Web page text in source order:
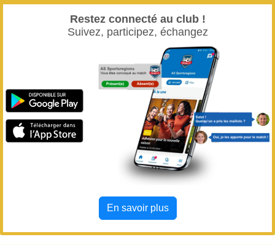
Restez connecté au club !
Suivez, participez, échangez
En savoir plus